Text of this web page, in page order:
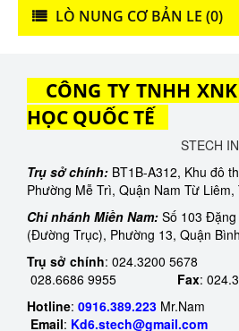
LÒ NUNG CƠ BẢN LE (0)
CÔNG TY TNHH
HỌC QUỐC TẾ
STECH
Trụ sở chính: BT1B-A312, Khu đô
Phường Mễ Trì, Quận Nam Từ
Chi nhánh Miền Nam: Số 103
(Đường Trục), Phường 13, Quận
Trụ sở chính: 024.3200
028.6686 9955 Fax:
Hotline: 0916.389.223​ Mr.Nam
Email: Kd6.stech@gmail.com